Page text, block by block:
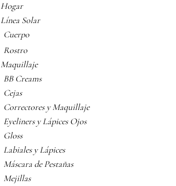
Hogar
Línea Solar
Cuerpo
Rostro
Maquillaje
BB Creams
Cejas
Correctores y Maquillaje
Eyeliners y Lápices Ojos
Gloss
Labiales y Lápices
Máscara de Pestañas
Mejillas